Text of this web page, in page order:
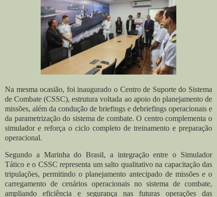
Na mesma ocasião, foi inaugurado o Centro de Suporte do Sistema
de Combate (CSSC), estrutura voltada ao apoio do planejamento de
missões, além da condução de briefings e debriefings operacionais e
da parametrização do sistema de combate. O centro complementa o
simulador e reforça o ciclo completo de treinamento e preparação
operacional.
Segundo a Marinha do Brasil, a integração entre o Simulador
Tático e o CSSC representa um salto qualitativo na capacitação das
tripulações, permitindo o planejamento antecipado de missões e o
carregamento de cenários operacionais no sistema de combate,
ampliando eficiência e segurança nas futuras operações das